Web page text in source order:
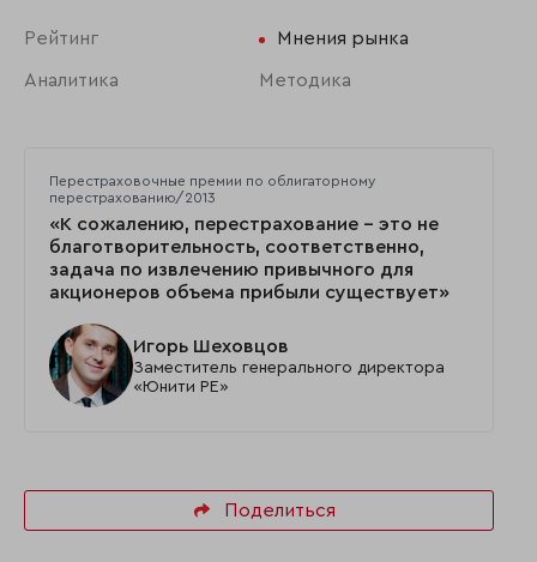
Рейтинг Мнения рынка
Аналитика Методика
Перестраховочные премии по облигаторному
перестрахованию/2013
«К сожалению, перестрахование – это не
благотворительность, соответственно,
задача по извлечению привычного для
акционеров объема прибыли существует»
Игорь Шеховцов
Заместитель генерального директора
«Юнити РЕ»
Поделиться